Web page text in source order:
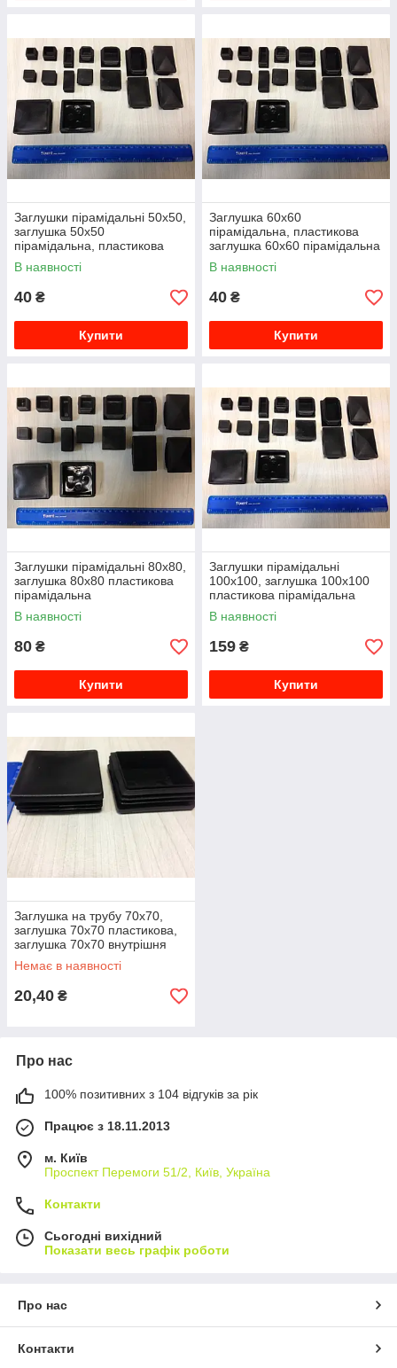
Заглушки пірамідальні 50х50,
заглушка 50х50
пірамідальна, пластикова
заглушка 50х50 пірамідальна
В наявності
40 ₴
Купити
Заглушка 60х60
пірамідальна, пластикова
заглушка 60х60 пірамідальна
В наявності
40 ₴
Купити
Заглушки пірамідальні 80х80,
заглушка 80х80 пластикова
пірамідальна
В наявності
80 ₴
Купити
Заглушки пірамідальні
100х100, заглушка 100х100
пластикова пірамідальна
В наявності
159 ₴
Купити
Заглушка на трубу 70х70,
заглушка 70х70 пластикова,
заглушка 70х70 внутрішня
Немає в наявності
20,40 ₴
Про нас
100% позитивних з 104 відгуків за рік
Працює з 18.11.2013
м. Київ
Проспект Перемоги 51/2, Київ, Україна
Контакти
Сьогодні вихідний
Показати весь графік роботи
Про нас
Контакти